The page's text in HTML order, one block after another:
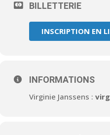
BILLETTERIE
INSCRIPTION EN
INFORMATIONS
Virginie Janssens :